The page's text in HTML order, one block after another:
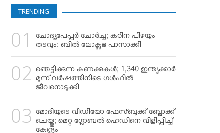
TRENDING
ചോദ്യപേപ്പര്‍ ചോര്‍ച്ച; കഠിന പിഴയും
തടവും: ബില്‍ ലോക്സഭ പാസാക്കി
ഞെട്ടിക്കുന്ന കണക്കുകള്‍; 1,340 ഇന്ത്യക്കാര്‍
മൂന്ന് വര്‍ഷത്തിനിടെ ഗള്‍ഫില്‍
ജീവനൊടുക്കി
മോദിയുടെ വീഡിയോ ഫേസ്ബുക്ക് ബ്ലോക്ക്
ചെയ്തു; മെറ്റ ഗ്ലോബല്‍ ഹെഡിനെ വിളിപ്പിച്ച്